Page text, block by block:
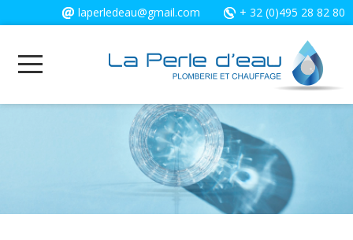
+ 32 (0)495 28 82 80
laperledeau@gmail.com
Cookies management panel